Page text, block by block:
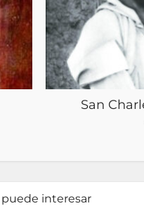
San
puede interesar